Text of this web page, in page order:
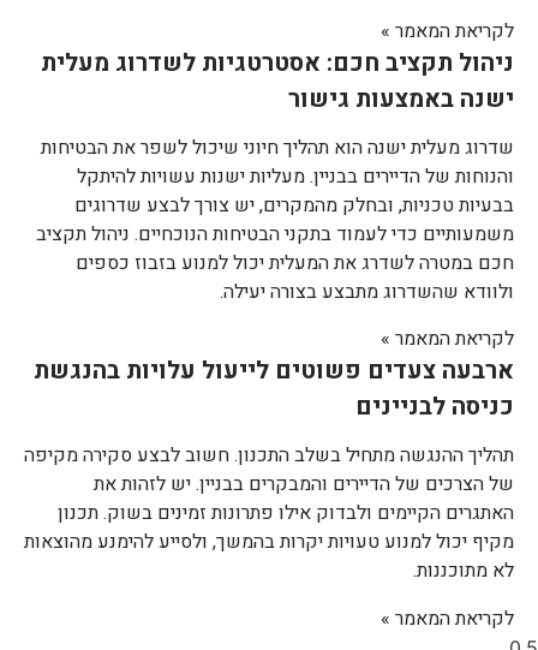
לקריאת המאמר »
ניהול תקציב חכם: אסטרטגיות לשדרוג מעלית
ישנה באמצעות גישור
שדרוג מעלית ישנה הוא תהליך חיוני שיכול לשפר את הבטיחות
והנוחות של הדיירים בבניין. מעליות ישנות עשויות להיתקל
בבעיות טכניות, ובחלק מהמקרים, יש צורך לבצע שדרוגים
משמעותיים כדי לעמוד בתקני הבטיחות הנוכחיים. ניהול תקציב
חכם במטרה לשדרג את המעלית יכול למנוע בזבוז כספים
ולוודא שהשדרוג מתבצע בצורה יעילה.
לקריאת המאמר »
ארבעה צעדים פשוטים לייעול עלויות בהנגשת
כניסה לבניינים
תהליך ההנגשה מתחיל בשלב התכנון. חשוב לבצע סקירה מקיפה
של הצרכים של הדיירים והמבקרים בבניין. יש לזהות את
האתגרים הקיימים ולבדוק אילו פתרונות זמינים בשוק. תכנון
מקיף יכול למנוע טעויות יקרות בהמשך, ולסייע להימנע מהוצאות
לא מתוכננות.
לקריאת המאמר »